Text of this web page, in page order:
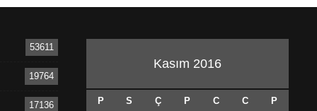
53611
19764
17136
Kasım 2016
P S Ç P C C P